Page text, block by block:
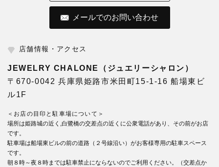
メールでのお問い合わせ
店舗情報・アクセス
JEWELRY CHALONE（ジュエリーシャロン）
〒670-0042 兵庫県姫路市米田町15-1-16 船場東ビ
ル1F
＜お店の目印と駐車場について＞
場所は姫路城の近く,白鷺橋の交差点の近くに公衆電話があり、その前がお店
です。
駐車場は船場東ビルの前の道路（２号線沿い）がお客様専用の駐車スペース
です。
朝８時～夜８時までは駐車禁止にならないのでご利用ください。（交差点か